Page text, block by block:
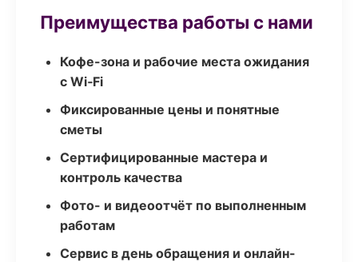
Преимущества работы с нами
Кофе-зона и рабочие места ожидания
с Wi‑Fi
Фиксированные цены и понятные
сметы
Сертифицированные мастера и
контроль качества
Фото- и видеоотчёт по выполненным
работам
Сервис в день обращения и онлайн-